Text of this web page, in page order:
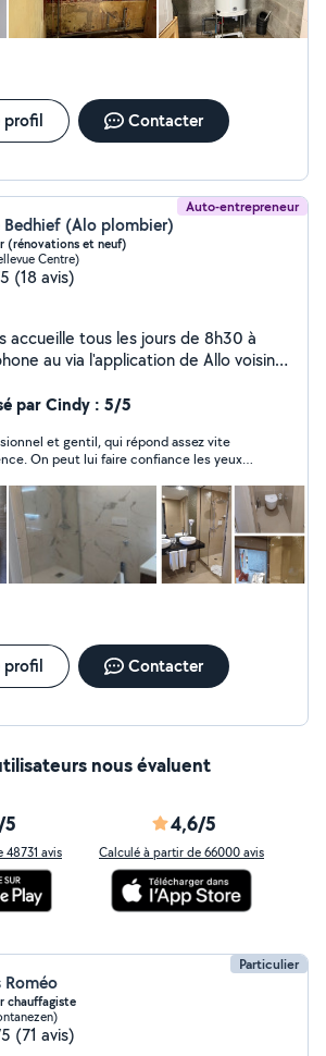
profil Contacter
Auto-entrepreneur
Bedhief (Alo plombier)
(rénovations et neuf)
Centre)
(18 avis)
accueille tous les jours de 8h30 à
au via l'application de Allo voisin
et service d'urgence -
de canalisations (évier
a laver..) -Détection et
endoscopie et caméra thermique
type de fuite (même lles non visible)
pour avoir la position exacte du
salle de bain clé
types de receveur création de
pose de cuisine rénovation et neuf. -
par Cindy : 5/5
et gentil, qui répond assez vite
On peut lui faire confiance les yeux
Tarif très abordable surtout pour les
un Grand merci !
profil Contacter
nous évaluent
avis
4,6/5
Calculé à partir de 66000 avis
Particulier
Roméo
chauffagiste
(71 avis)